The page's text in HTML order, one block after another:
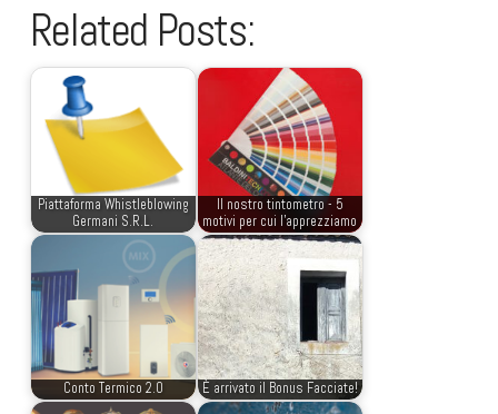
Related Posts:
Piattaforma Whistleblowing
Germani S.R.L.
Il nostro tintometro - 5
motivi per cui l'apprezziamo
Conto Termico 2.0 È arrivato il Bonus Facciate!